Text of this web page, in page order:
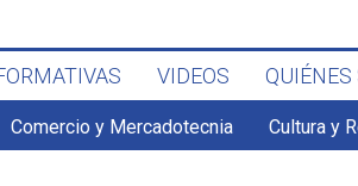
VIDEOS
Comercio y Mercadotecnia Cultura y